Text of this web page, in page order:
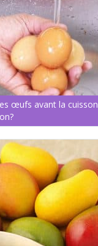
œufs avant la cuisson